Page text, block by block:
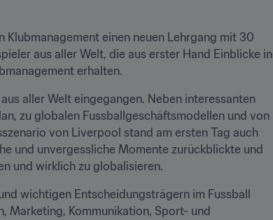
Klubmanagement einen neuen Lehrgang mit 30
aus aller Welt, die aus erster Hand Einblicke in
erhalten.
aller Welt eingegangen. Neben interessanten
zu globalen Fussballgeschäftsmodellen und von
von Liverpool stand am ersten Tag auch
und unvergessliche Momente zurückblickte und
und wirklich zu globalisieren.
wichtigen Entscheidungsträgern im Fussball
Marketing, Kommunikation, Sport- und